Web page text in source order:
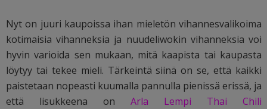
Nyt on juuri kaupoissa ihan mieletön vihannesvalikoima
kotimaisia vihanneksia ja nuudeliwokin vihanneksia voi
hyvin varioida sen mukaan, mitä kaapista tai kaupasta
löytyy tai tekee mieli. Tärkeintä siinä on se, että kaikki
paistetaan nopeasti kuumalla pannulla pienissä erissä, ja
että lisukkeena onArla Lempi Thai Chili